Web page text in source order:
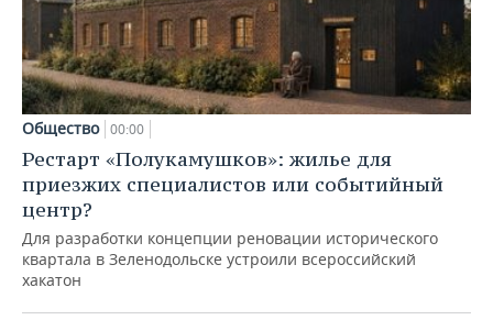
Общество 00:00
Рестарт «Полукамушков»: жилье для
приезжих специалистов или событийный
центр?
Для разработки концепции реновации исторического
квартала в Зеленодольске устроили всероссийский
хакатон